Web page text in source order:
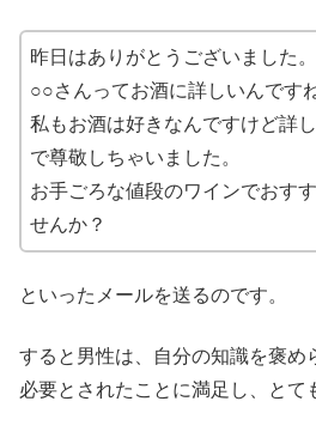
昨日はありがとうございました。
○○さんってお酒に詳しいんですね
私もお酒は好きなんですけど詳
で尊敬しちゃいました。
お手ごろな値段のワインでおす
せんか？
といったメールを送るのです。
すると男性は、自分の知識を褒め
必要とされたことに満足し、とて